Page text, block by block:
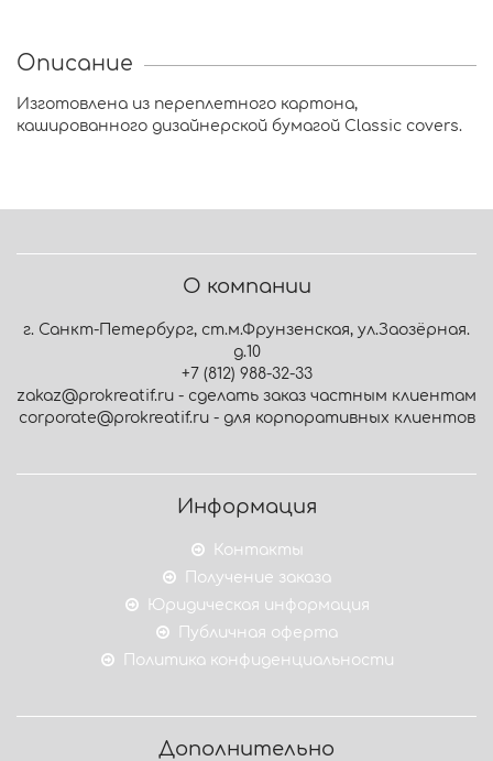
Описание
Изготовлена из переплетного картона,
кашированного дизайнерской бумагой Classic covers.
О компании
г. Санкт-Петербург, ст.м.Фрунзенская, ул.Заозёрная.
д.10
+7 (812) 988-32-33
zakaz@prokreatif.ru - сделать заказ частным клиентам
corporate@prokreatif.ru - для корпоративных клиентов
Информация
Контакты
Получение заказа
Юридическая информация
Публичная оферта
Политика конфиденциальности
Дополнительно